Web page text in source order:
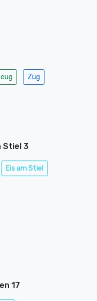
Züg
Stiel 3
Eis am Stiel
17